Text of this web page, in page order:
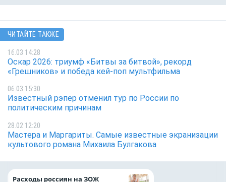
ЧИТАЙТЕ ТАКЖЕ
16.03 14:28
Оскар 2026: триумф «Битвы за битвой», рекорд
«Грешников» и победа кей-поп мультфильма
06.03 15:30
Известный рэпер отменил тур по России по
политическим причинам
28.02 12:20
Мастера и Маргариты. Самые известные экранизации
культового романа Михаила Булгакова
Расходы россиян на ЗОЖ